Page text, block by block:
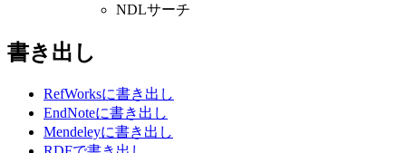
NDLサーチ
書き出し
RefWorksに書き出し
EndNoteに書き出し
Mendeleyに書き出し